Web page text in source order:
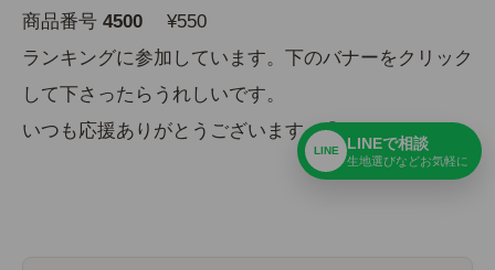
商品番号 4500 ¥550
ランキングに参加しています。下のバナーをクリック
して下さったらうれしいです。
いつも応援ありがとうございます。😊
LINE LINEで相談
生地選びなどお気軽に